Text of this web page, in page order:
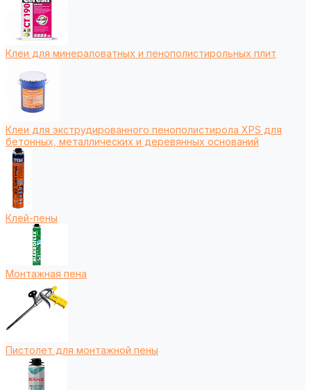
Клеи для минераловатных и пенополистирольных плит
Клеи для экструдированного пенополистирола XPS для
бетонных, металлических и деревянных оснований
Клей-пены
Монтажная пена
Пистолет для монтажной пены